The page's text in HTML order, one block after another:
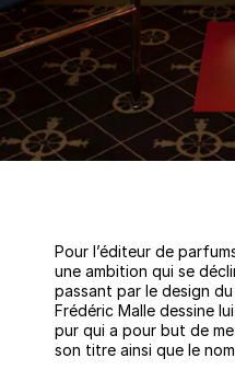
Pour l’éditeur de
une ambition qui se
passant par le design
Frédéric Malle dessine
pur qui a pour but de
son titre ainsi que le